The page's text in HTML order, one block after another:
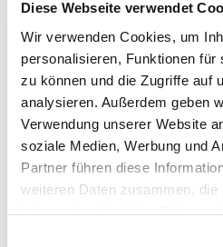
Diese Webseite verwendet
Wir verwenden Cookies, um
personalisieren, Funktionen für
zu können und die Zugriffe auf
analysieren. Außerdem geben
Verwendung unserer Website
soziale Medien, Werbung und
Partner führen diese
weiteren Daten zusammen, die